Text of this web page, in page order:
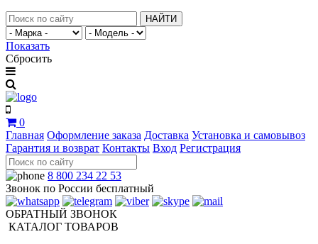
НАЙТИ
Показать
Сбросить
0
Главная Оформление заказа Доставка Установка и самовывоз
Гарантия и возврат Контакты Вход Регистрация
8 800 234 22 53
Звонок по России бесплатный
ОБРАТНЫЙ ЗВОНОК
КАТАЛОГ ТОВАРОВ